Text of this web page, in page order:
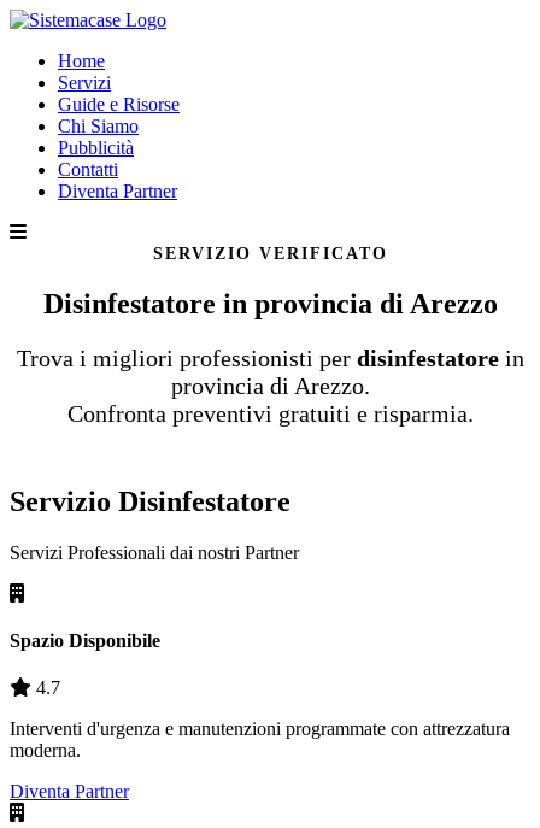
Home
Servizi
Guide e Risorse
Chi Siamo
Pubblicità
Contatti
Diventa Partner
SERVIZIO VERIFICATO
Disinfestatore in provincia di Arezzo
Trova i migliori professionisti per disinfestatore in
provincia di Arezzo.
Confronta preventivi gratuiti e risparmia.
Servizio Disinfestatore
Servizi Professionali dai nostri Partner
Spazio Disponibile
4.7
Interventi d'urgenza e manutenzioni programmate con attrezzatura
moderna.
Diventa Partner